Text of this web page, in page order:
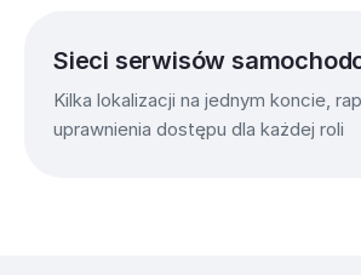
Sieci serwisów
Kilka lokalizacji na jednym koncie,
uprawnienia dostępu dla każdej roli